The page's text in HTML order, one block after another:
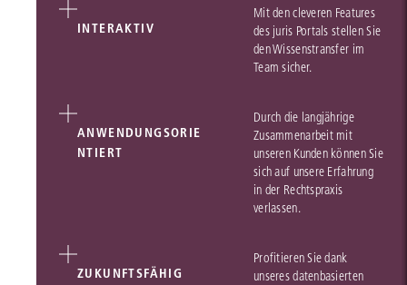
INTERAKTIV
Mit den cleveren Features
des juris Portals stellen Sie
den Wissenstransfer im
Team sicher.
ANWENDUNGSORIE
NTIERT
Durch die langjährige
Zusammenarbeit mit
unseren Kunden können Sie
sich auf unsere Erfahrung
in der Rechtspraxis
verlassen.
ZUKUNFTSFÄHIG
Profitieren Sie dank
unseres datenbasierten